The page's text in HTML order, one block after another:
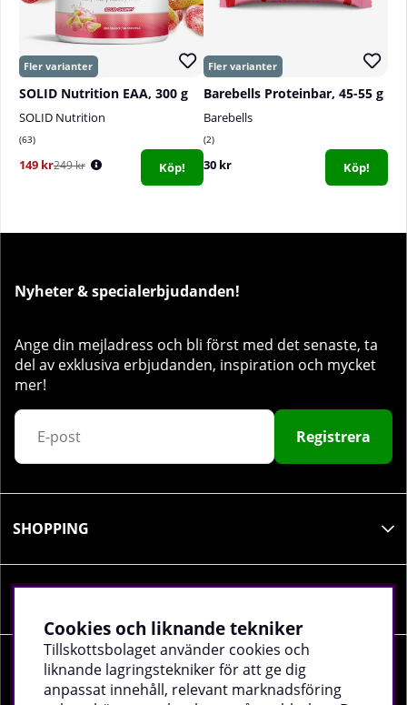
SOLID Nutrition EAA, 300 g
SOLID Nutrition
63
149 kr249 kr Köp!
Barebells Proteinbar, 45-55 g
Barebells
2
30 kr Köp!
Nyheter & specialerbjudanden!
Ange din mejladress och bli först med det senaste, ta
del av exklusiva erbjudanden, inspiration och mycket
mer!
Registrera
SHOPPING
SOCIALA MEDIER
Cookies och liknande tekniker
Tillskottsbolaget använder cookies och
liknande lagringstekniker för att ge dig
anpassat innehåll, relevant marknadsföring